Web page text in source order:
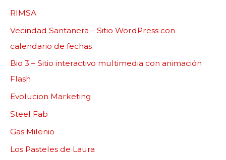
RIMSA
Vecindad Santanera – Sitio WordPress con
calendario de fechas
Bio 3 – Sitio interactivo multimedia con animación
Flash
Evolucion Marketing
Steel Fab
Gas Milenio
Los Pasteles de Laura